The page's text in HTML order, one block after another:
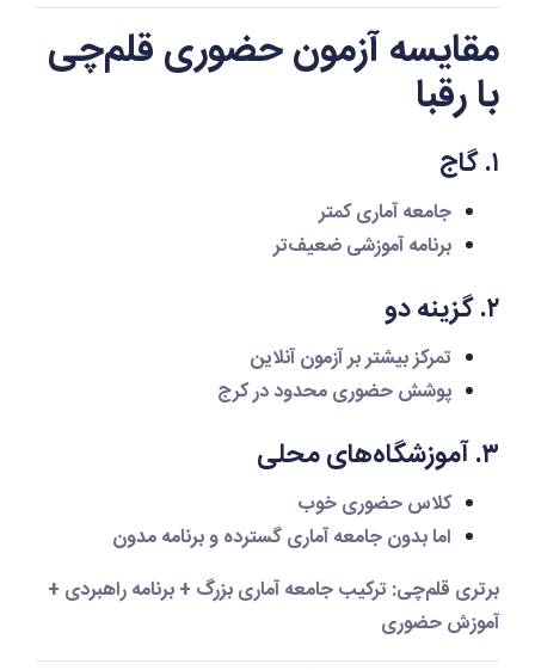
مقایسه آزمون حضوری قلم‌چی
با رقبا
جامعه آماری کمتر
برنامه آموزشی ضعیف‌تر
تمرکز بیشتر بر آزمون آنلاین
پوشش حضوری محدود در کرج
کلاس حضوری خوب
اما بدون جامعه آماری گسترده و برنامه مدون
برتری قلم‌چی:ترکیبجامعه آماری بزرگ + برنامه راهبردی +
آموزش حضوری